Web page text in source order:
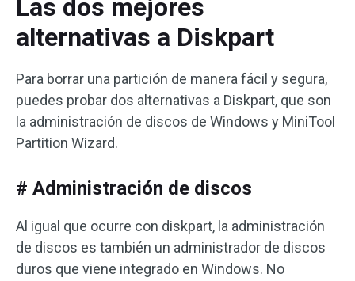
Las dos mejores
alternativas a Diskpart
Para borrar una partición de manera fácil y segura,
puedes probar dos alternativas a Diskpart, que son
la administración de discos de Windows y MiniTool
Partition Wizard.
# Administración de discos
Al igual que ocurre con diskpart, la administración
de discos es también un administrador de discos
duros que viene integrado en Windows. No